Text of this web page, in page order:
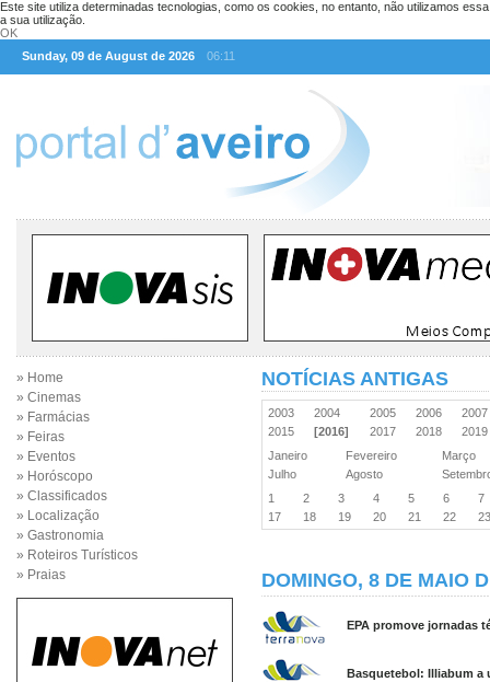
Este site utiliza determinadas tecnologias, como os cookies, no entanto, não utilizamos
a sua utilização.
OK
Sunday, 09 de August de 2026
06:11
» Home
» Cinemas
» Farmácias
» Feiras
» Eventos
» Horóscopo
» Classificados
» Localização
» Gastronomia
» Roteiros Turísticos
» Praias
NOTÍCIAS ANTIGAS
2003 2004 2005 2006
2015
[2016] 2017 2018
Janeiro
Fevereiro
Março
Julho
Agosto
1
2 3 4 5 6
7
17
18 19 20 21 22
DOMINGO, 8 DE MAIO
EPA promove jornadas
Basquetebol: Illiabum a